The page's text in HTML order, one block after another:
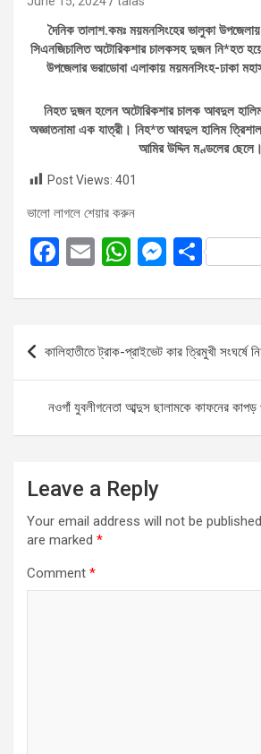
দৈনিক তালাশ.কমঃ ময়মনসিংহের ভালুকা উপজেলায়
সিএনজিচালিত অটোরিকশার চালকসহ দুজন নি*হত
উপজেলার ভরাডোবা এলাকায় ময়মনসিংহ-ঢাকা
নিহত দুজন হলেন অটোরিকশার চালক আবদুল
অজ্ঞাতনামা এক যাত্রী। নিহ*ত আবদুল হালিম
আমির উদ্দিন মণ্ডলের ছেলে।
Post Views: 401
ভালো লাগলে শেয়ার করুন
F
ce
b
o
o
E
ail
W
at
s
A
p
p
M
se
g
er
S
ar
e
Post
navigation
কালিহাতীতে ট্রাক-প্রাইভেট কার ত্রিমুখী সংঘর্ষে
নওগাঁ যুবলীগনেতা আব্দুস ছালামকে কাফনের কাপড়
Leave a Reply
Your email address will not be
are marked *
Comment *